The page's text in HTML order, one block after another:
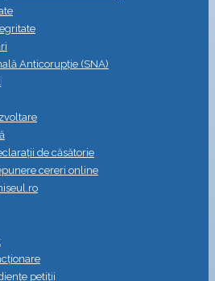
Anticorupţie (SNA)
de căsătorie
cereri online
petiții